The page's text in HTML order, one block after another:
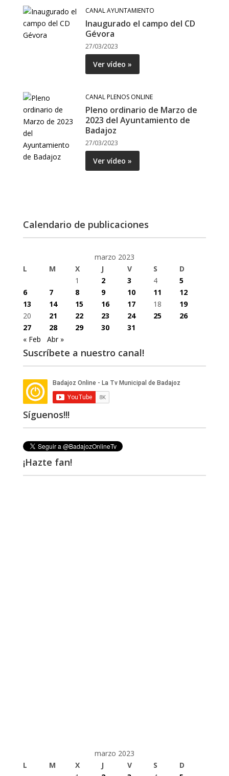
CANAL AYUNTAMIENTO
Inaugurado el campo del CD
Gévora
27/03/2023
Ver vídeo »
CANAL PLENOS ONLINE
Pleno ordinario de Marzo de
2023 del Ayuntamiento de
Badajoz
27/03/2023
Ver vídeo »
Calendario de publicaciones
marzo 2023
L
M X J V S
D
1
2 3 4
5
6
7 8 9 10 11
12
13
14 15 16 17 18
19
20
21 22 23 24 25
26
27
28 29 30
31
« Feb
Abr »
Suscríbete a nuestro canal!
Síguenos!!!
¡Hazte fan!
marzo 2023
L
M X J V S
D